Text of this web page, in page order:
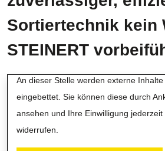
Sortiertechnik kein
STEINERT
An dieser Stelle werden externe
eingebettet. Sie können diese durch
ansehen und Ihre Einwilligung jederzeit
widerrufen.